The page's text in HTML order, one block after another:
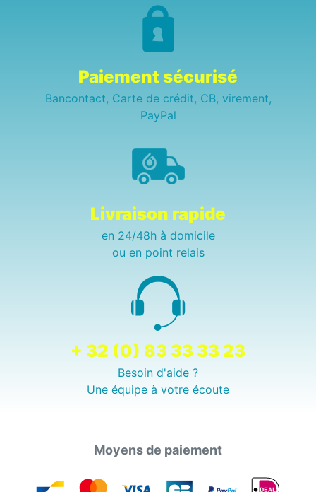
Paiement sécurisé
Bancontact, Carte de crédit, CB, virement,
PayPal
Livraison rapide
en 24/48h à domicile
ou en point relais
+ 32 (0) 83 33 33 23
Besoin d'aide ?
Une équipe à votre écoute
Moyens de paiement